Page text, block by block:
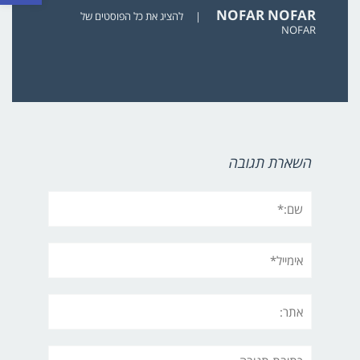
NOFAR NOFAR
|
להציג את כל הפוסטים של
NOFAR
השארת תגובה